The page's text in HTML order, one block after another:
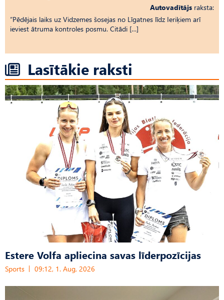
Autovadītājs raksta:
“Pēdējais laiks uz Vid­ze­mes šosejas no Līgatnes līdz Ieriķiem arī
ieviest ātruma kontroles posmu. Citādi […]
Lasītākie raksti
Estere Volfa apliecina savas līderpozīcijas
Sports 09:12, 1. Aug, 2026